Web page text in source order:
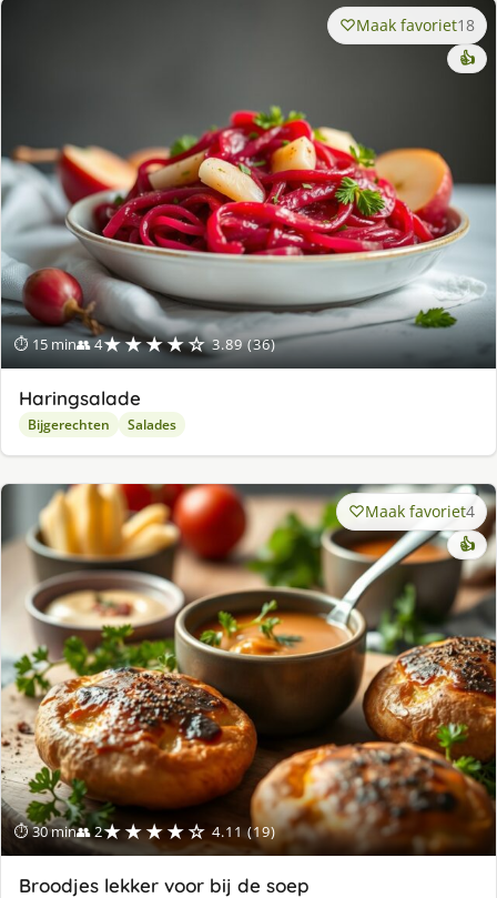
⏱ 15 min👥 4★★★★☆ 3.89 (36)
Maak favoriet18
👍
Haringsalade
Bijgerechten Salades
⏱ 30 min👥 2★★★★☆ 4.11 (19)
Maak favoriet4
👍
Broodjes lekker voor bij de soep